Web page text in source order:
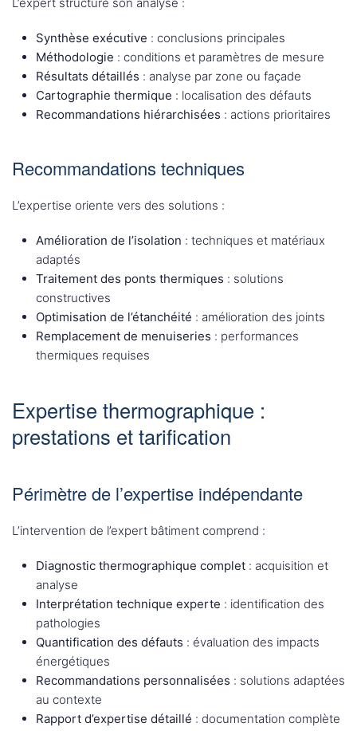
Synthèse exécutive : conclusions principales
Méthodologie : conditions et paramètres de mesure
Résultats détaillés : analyse par zone ou façade
Cartographie thermique : localisation des défauts
Recommandations hiérarchisées : actions prioritaires
Recommandations techniques
L’expertise oriente vers des solutions :
Amélioration de l’isolation : techniques et matériaux
adaptés
Traitement des ponts thermiques : solutions
constructives
Optimisation de l’étanchéité : amélioration des joints
Remplacement de menuiseries : performances
thermiques requises
Expertise thermographique :
prestations et tarification
Périmètre de l’expertise indépendante
L’intervention de l’expert bâtiment comprend :
Diagnostic thermographique complet : acquisition et
analyse
Interprétation technique experte : identification des
pathologies
Quantification des défauts : évaluation des impacts
énergétiques
Recommandations personnalisées : solutions adaptées
au contexte
Rapport d’expertise détaillé : documentation complète